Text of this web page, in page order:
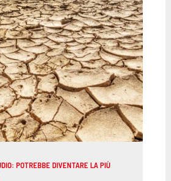
POTREBBE DIVENTARE LA PIÙ